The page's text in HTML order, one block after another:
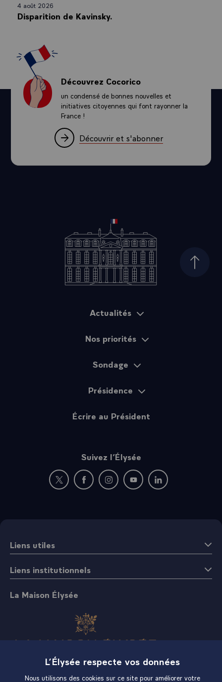
4 août 2026
Disparition de Kavinsky.
Découvrez Cocorico
un condensé de bonnes nouvelles et
initiatives citoyennes qui font rayonner la
France !
Découvrir et s'abonner
Haut
Actualités
Nos priorités
Sondage
Présidence
Écrire au Président
Suivez l’Élysée
Nouvelle fenêtre : rejoignez-nous sur Twitter
Nouvelle fenêtre : rejoignez-nous sur
Nouvelle fenêtre : rejoignez-nous
Nouvelle fenêtre :
Nouvelle fenêtre :
Liens utiles
Liens institutionnels
La Maison Élysée
Boutique
L’Élysée respecte vos données
Nous utilisons des cookies sur ce site pour améliorer votre